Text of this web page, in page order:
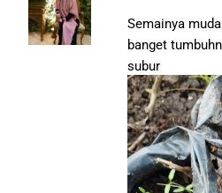
Semainya
banget
subur